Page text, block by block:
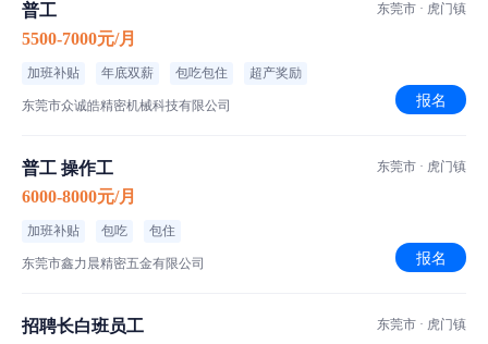
普工
5500-7000元/月
加班补贴 年底双薪 包吃包住 超产奖励
东莞市众诚皓精密机械科技有限公司
东莞市 · 虎门镇
报名
普工 操作工
6000-8000元/月
加班补贴 包吃 包住
东莞市鑫力晨精密五金有限公司
东莞市 · 虎门镇
报名
招聘长白班员工
东莞市 · 虎门镇